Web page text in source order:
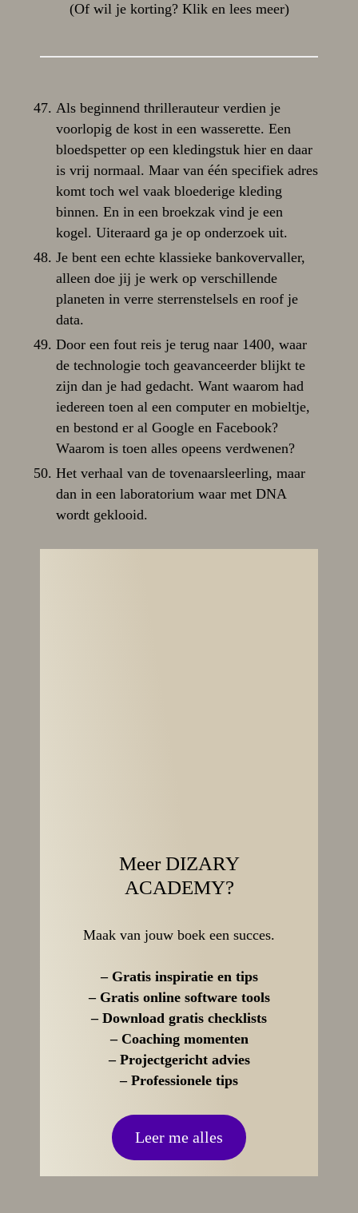
(Of wil je korting? Klik en lees meer)
Als beginnend thrillerauteur verdien je
voorlopig de kost in een wasserette. Een
bloedspetter op een kledingstuk hier en daar
is vrij normaal. Maar van één specifiek adres
komt toch wel vaak bloederige kleding
binnen. En in een broekzak vind je een
kogel. Uiteraard ga je op onderzoek uit.
Je bent een echte klassieke bankovervaller,
alleen doe jij je werk op verschillende
planeten in verre sterrenstelsels en roof je
data.
Door een fout reis je terug naar 1400, waar
de technologie toch geavanceerder blijkt te
zijn dan je had gedacht. Want waarom had
iedereen toen al een computer en mobieltje,
en bestond er al Google en Facebook?
Waarom is toen alles opeens verdwenen?
Het verhaal van de tovenaarsleerling, maar
dan in een laboratorium waar met DNA
wordt geklooid.
Meer DIZARY
ACADEMY?
Maak van jouw boek een succes.
– Gratis inspiratie en tips
– Gratis online software tools
– Download gratis checklists
– Coaching momenten
– Projectgericht advies
– Professionele tips
Leer me alles